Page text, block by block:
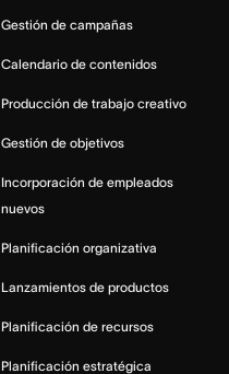
Gestión de campañas
Calendario de contenidos
Producción de trabajo creativo
Gestión de objetivos
Incorporación de empleados
nuevos
Planificación organizativa
Lanzamientos de productos
Planificación de recursos
Planificación estratégica